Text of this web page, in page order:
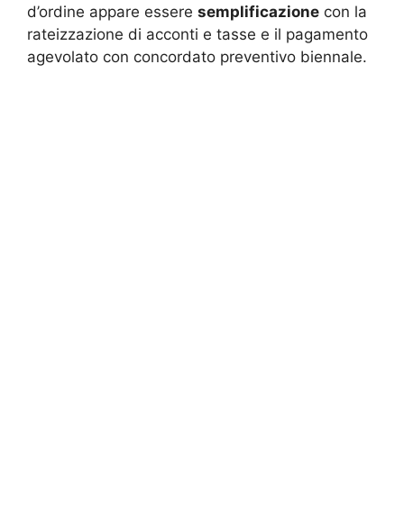
d’ordine appare essere semplificazione con la
rateizzazione di acconti e tasse e il pagamento
agevolato con concordato preventivo biennale.